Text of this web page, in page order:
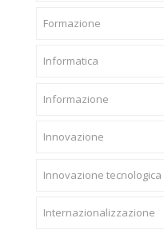
Formazione
Informatica
Informazione
Innovazione
Innovazione tecnologica
Internazionalizzazione